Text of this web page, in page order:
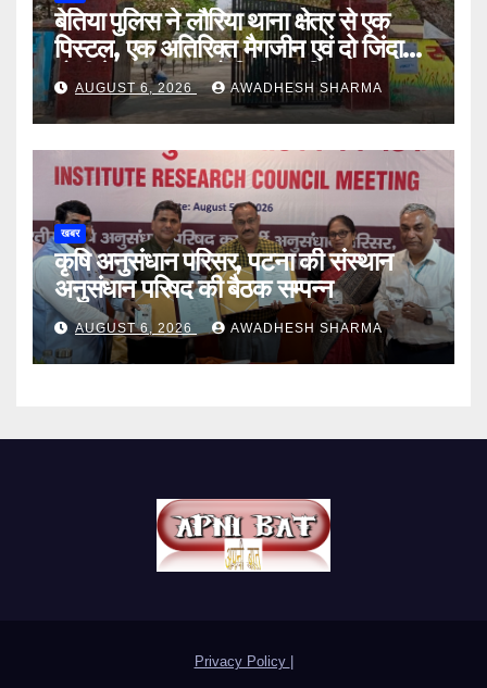
बेतिया पुलिस ने लौरिया थाना क्षेत्र से एक
पिस्टल, एक अतिरिक्त मैगजीन एवं दो जिंदा
गोली के साथ एक को गिरफ्तार दिया
AUGUST 6, 2026 AWADHESH SHARMA
खबर
कृषि अनुसंधान परिसर, पटना की संस्थान
अनुसंधान परिषद की बैठक सम्पन्न
AUGUST 6, 2026 AWADHESH SHARMA
Privacy Policy |